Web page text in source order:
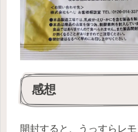
感想
開封すると、うっすらレ